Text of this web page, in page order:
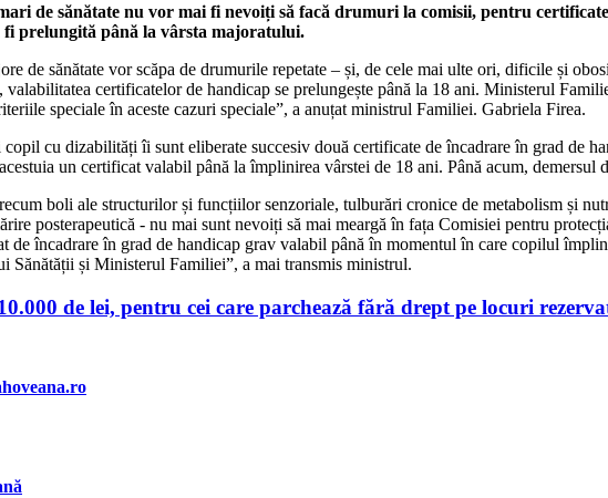
de sănătate nu vor mai fi nevoiți să facă drumuri la comisii, pentru
prelungită până la vârsta majoratului.
de sănătate vor scăpa de drumurile repetate – și, de cele mai ulte ori, dificile și
valabilitatea certificatelor de handicap se prelungește până la 18 ani. Ministerul
speciale în aceste cazuri speciale”, a anuțat ministrul Familiei. Gabriela Firea.
cu dizabilități îi sunt eliberate succesiv două certificate de încadrare în grad de
un certificat valabil până la împlinirea vârstei de 18 ani. Până acum,
boli ale structurilor și funcțiilor senzoriale, tulburări cronice de metabolism și
posterapeutică - nu mai sunt nevoiți să mai meargă în fața Comisiei pentru
de încadrare în grad de handicap grav valabil până în momentul în care copilul
Sănătății și Ministerul Familiei”, a mai transmis ministrul.
de lei, pentru cei care parchează fără drept pe locuri